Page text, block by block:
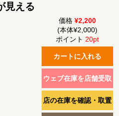
見える
価格 ¥2,200
(本体¥2,000)
ポイント 20pt